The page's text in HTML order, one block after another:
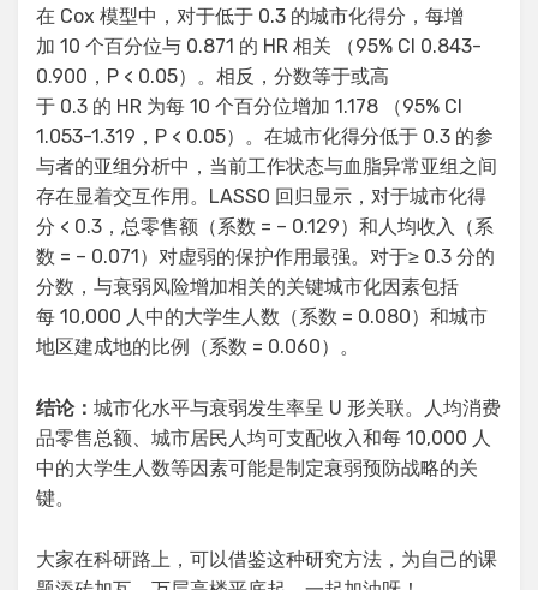
在 Cox 模型中，对于低于 0.3 的城市化得分，每增
加 10 个百分位与 0.871 的 HR 相关 （95% CI 0.843-
0.900，P < 0.05）。相反，分数等于或高
于 0.3 的 HR 为每 10 个百分位增加 1.178 （95% CI
1.053-1.319，P < 0.05）。在城市化得分低于 0.3 的参
与者的亚组分析中，当前工作状态与血脂异常亚组之间
存在显着交互作用。LASSO 回归显示，对于城市化得
分 < 0.3，总零售额（系数 = – 0.129）和人均收入（系
数 = – 0.071）对虚弱的保护作用最强。对于≥ 0.3 分的
分数，与衰弱风险增加相关的关键城市化因素包括
每 10,000 人中的大学生人数（系数 = 0.080）和城市
地区建成地的比例（系数 = 0.060）。
结论： 城市化水平与衰弱发生率呈 U 形关联。人均消费
品零售总额、城市居民人均可支配收入和每 10,000 人
中的大学生人数等因素可能是制定衰弱预防战略的关
键。
大家在科研路上，可以借鉴这种研究方法，为自己的课